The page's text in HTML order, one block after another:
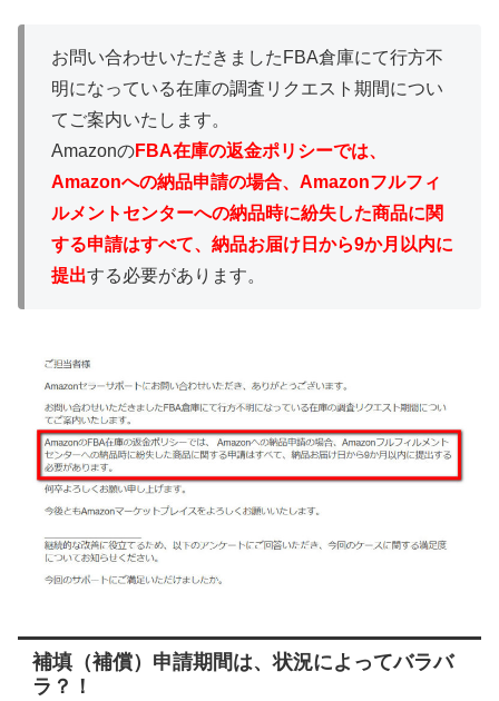
お問い合わせいただきましたFBA倉庫にて行方不
明になっている在庫の調査リクエスト期間につい
てご案内いたします。
AmazonのFBA在庫の返金ポリシーでは、
Amazonへの納品申請の場合、Amazonフルフィ
ルメントセンターへの納品時に紛失した商品に関
する申請はすべて、納品お届け日から9か月以内に
提出する必要があります。
補填（補償）申請期間は、状況によってバラバ
ラ？！